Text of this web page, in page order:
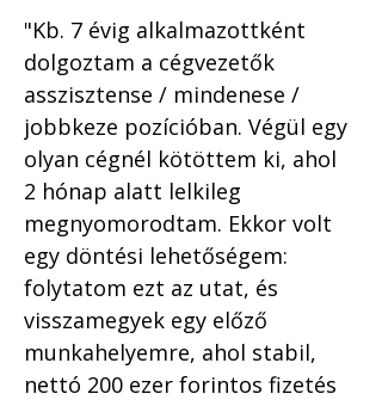
"Kb. 7 évig alkalmazottként
dolgoztam a cégvezetők
asszisztense / mindenese /
jobbkeze pozícióban. Végül egy
olyan cégnél kötöttem ki, ahol
2 hónap alatt lelkileg
megnyomorodtam. Ekkor volt
egy döntési lehetőségem:
folytatom ezt az utat, és
visszamegyek egy előző
munkahelyemre, ahol stabil,
nettó 200 ezer forintos fizetés